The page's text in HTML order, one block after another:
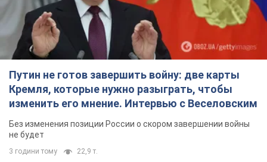
Без изменения позиции России о скором завершении войны
не будет
3 години тому 22,9 т.
Дроны атаковали НПЗ в Нижнекамске: после
взрывов был виден дым. Видео
Местные жители активно публиковали фото и видео
3 години тому
Украина готовит Чернобыль к очередной